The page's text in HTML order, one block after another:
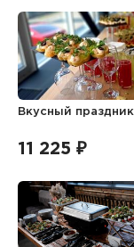
Вкусный праздник
11 225 ₽